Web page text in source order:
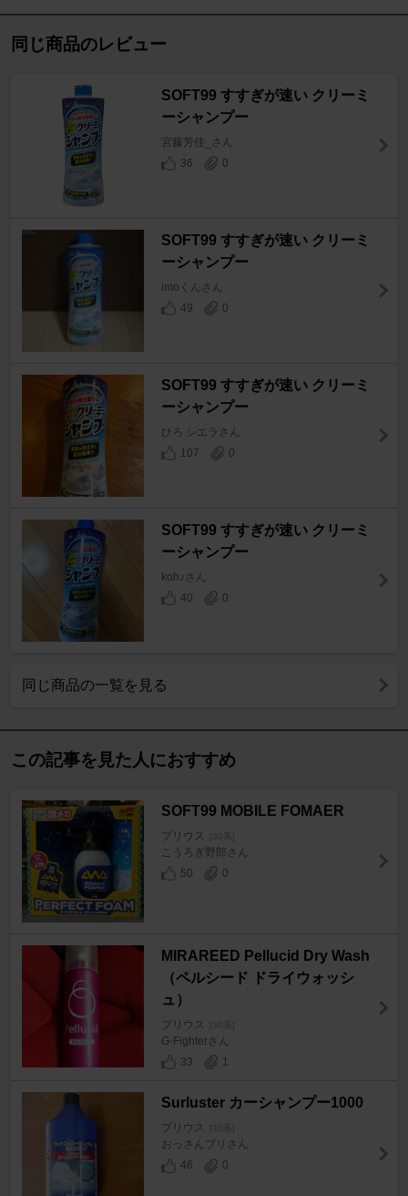
同じ商品のレビュー
SOFT99 すすぎが速い クリーミ
ーシャンプー
宮藤芳佳_さん
36
0
SOFT99 すすぎが速い クリーミ
ーシャンプー
imoくんさん
49
0
SOFT99 すすぎが速い クリーミ
ーシャンプー
ひろ シエラさん
107
0
SOFT99 すすぎが速い クリーミ
ーシャンプー
koh♪さん
40
0
同じ商品の一覧を見る
この記事を見た人におすすめ
SOFT99 MOBILE FOMAER
プリウス [30系]
こうろぎ野郎さん
50
0
MIRAREED Pellucid Dry Wash
（ペルシード ドライウォッシ
ュ）
プリウス [30系]
G-Fighterさん
33
1
Surluster カーシャンプー1000
プリウス [30系]
おっさんプリさん
46
0